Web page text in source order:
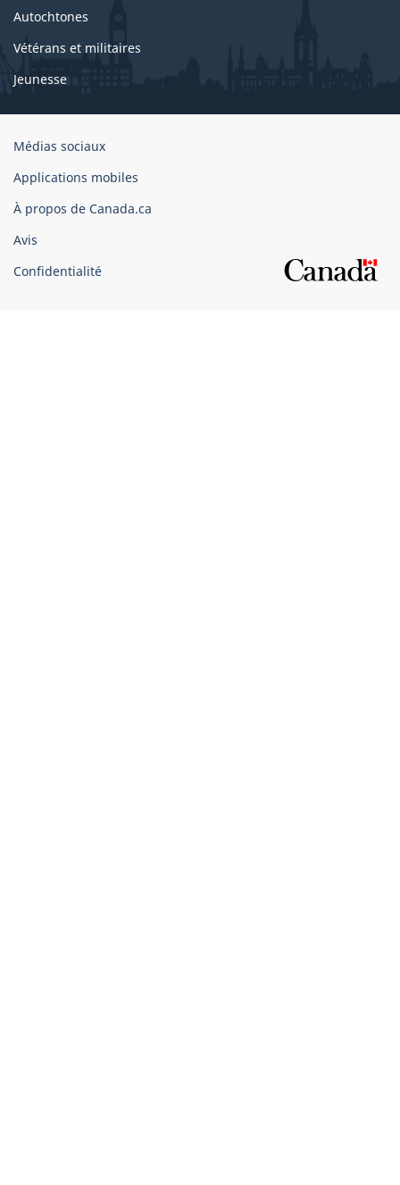
Autochtones
Vétérans et militaires
Jeunesse
Organisation
gouvernement
du
Canada
Médias sociaux
Applications mobiles
À propos de Canada.ca
Avis
Confidentialité